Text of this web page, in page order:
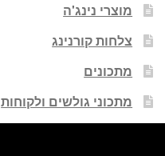
מוצרי נינג'ה
צלחות קורנינג
מתכונים
מתכוני גולשים ולקוחות